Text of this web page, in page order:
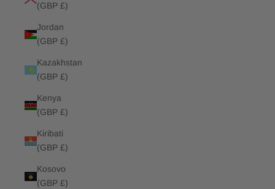
(GBP £)
Jordan
(GBP £)
Kazakhstan
(GBP £)
Kenya
(GBP £)
Kiribati
(GBP £)
Kosovo
(GBP £)